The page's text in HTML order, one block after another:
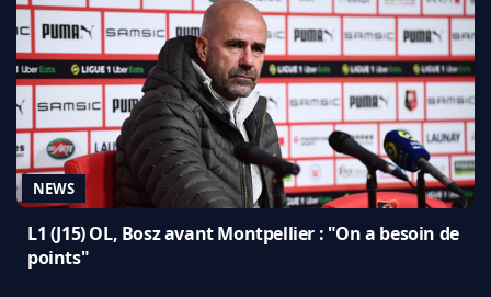
NEWS
L1 (J15) OL, Bosz avant Montpellier : "On a besoin de
points"